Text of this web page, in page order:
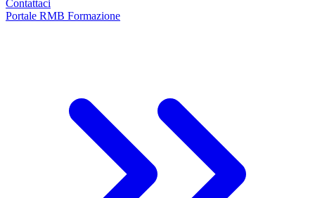
Contattaci
Portale RMB Formazione